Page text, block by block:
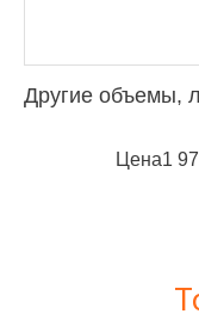
Другие объемы,
Цена1